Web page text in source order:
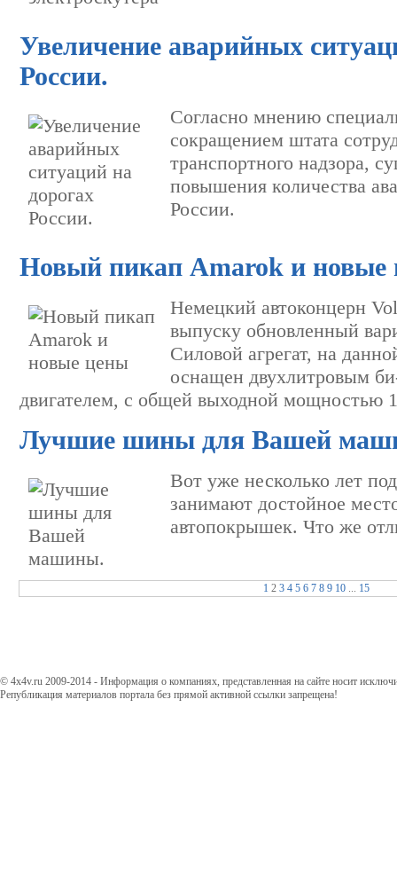
Увеличение аварийных
России.
Согласно мнению
сокращением штата
транспортного надзора,
повышения количества
России.
Новый пикап Amarok и новые
Немецкий автоконцерн
выпуску обновленный
Силовой агрегат, на
оснащен двухлитровым
двигателем, с общей выходной мощностью
Лучшие шины для Вашей
Вот уже несколько лет
занимают достойное
автопокрышек. Что же
1 2 3 4 5 6 7 8 9 10 ... 15
© 4x4v.ru 2009-2014 - Информация о компаниях, представленная на сайте носит
Републикация материалов портала без прямой активной ссылки запрещена!